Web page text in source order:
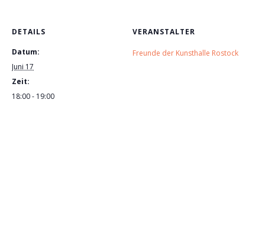
DETAILS
Datum:
Juni 17
Zeit:
18:00 - 19:00
VERANSTALTER
Freunde der Kunsthalle Rostock